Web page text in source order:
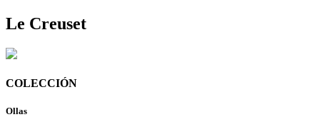
Le Creuset
COLECCIÓN
Ollas